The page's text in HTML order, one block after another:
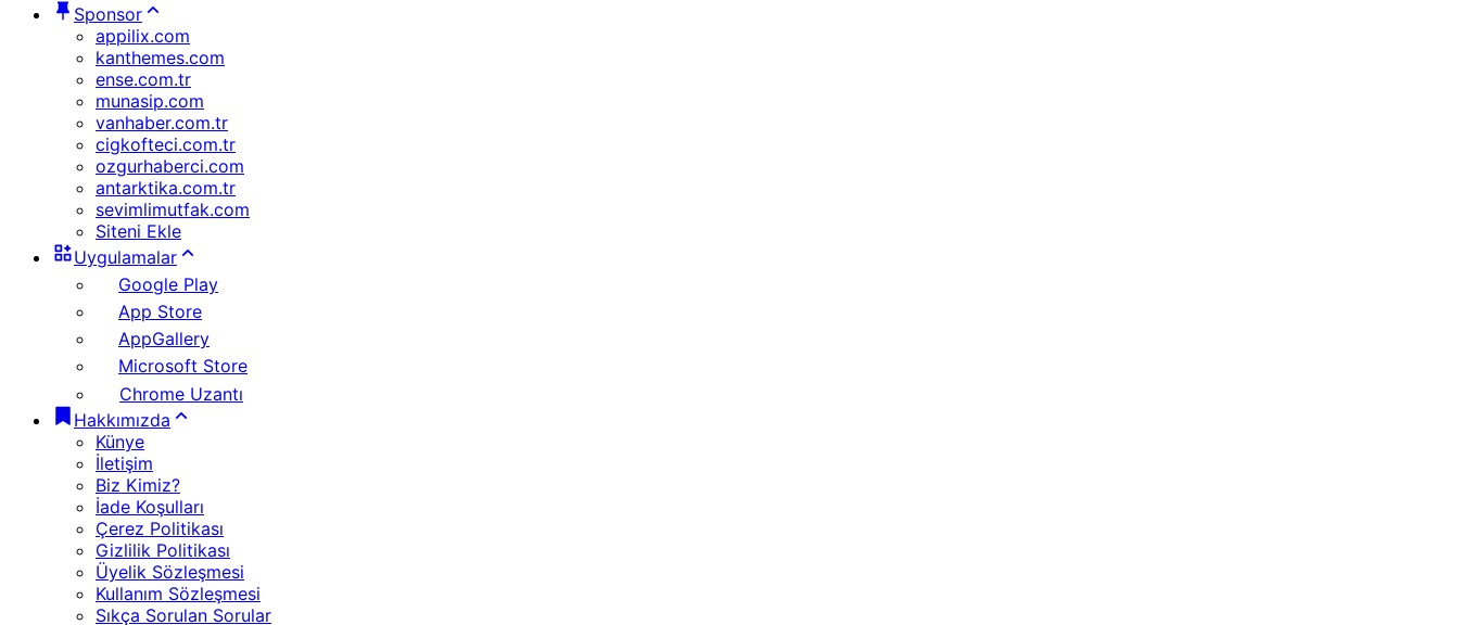
Sponsor
appilix.com
kanthemes.com
ense.com.tr
munasip.com
vanhaber.com.tr
cigkofteci.com.tr
ozgurhaberci.com
antarktika.com.tr
sevimlimutfak.com
Siteni Ekle
Uygulamalar
Google Play
App Store
AppGallery
Microsoft Store
Chrome Uzantı
Hakkımızda
Künye
İletişim
Biz Kimiz?
İade Koşulları
Çerez Politikası
Gizlilik Politikası
Üyelik Sözleşmesi
Kullanım Sözleşmesi
Sıkça Sorulan Sorular